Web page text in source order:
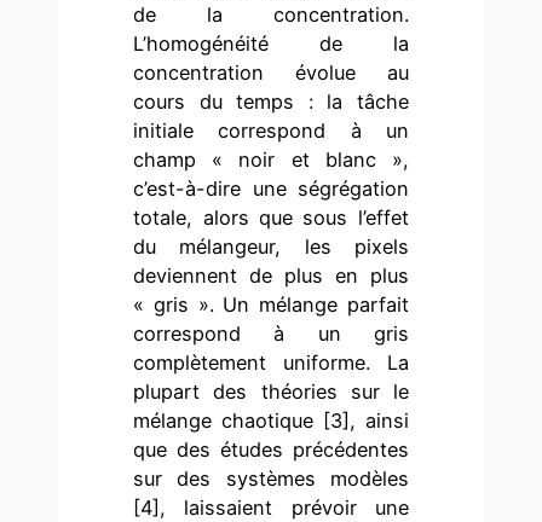
de la concentration.
L’homogénéité de la
concentration évolue au
cours du temps : la tâche
initiale correspond à un
champ « noir et blanc »,
c’est-à-dire une ségrégation
totale, alors que sous l’effet
du mélangeur, les pixels
deviennent de plus en plus
« gris ». Un mélange parfait
correspond à un gris
complètement uniforme. La
plupart des théories sur le
mélange chaotique [3], ainsi
que des études précédentes
sur des systèmes modèles
[4], laissaient prévoir une